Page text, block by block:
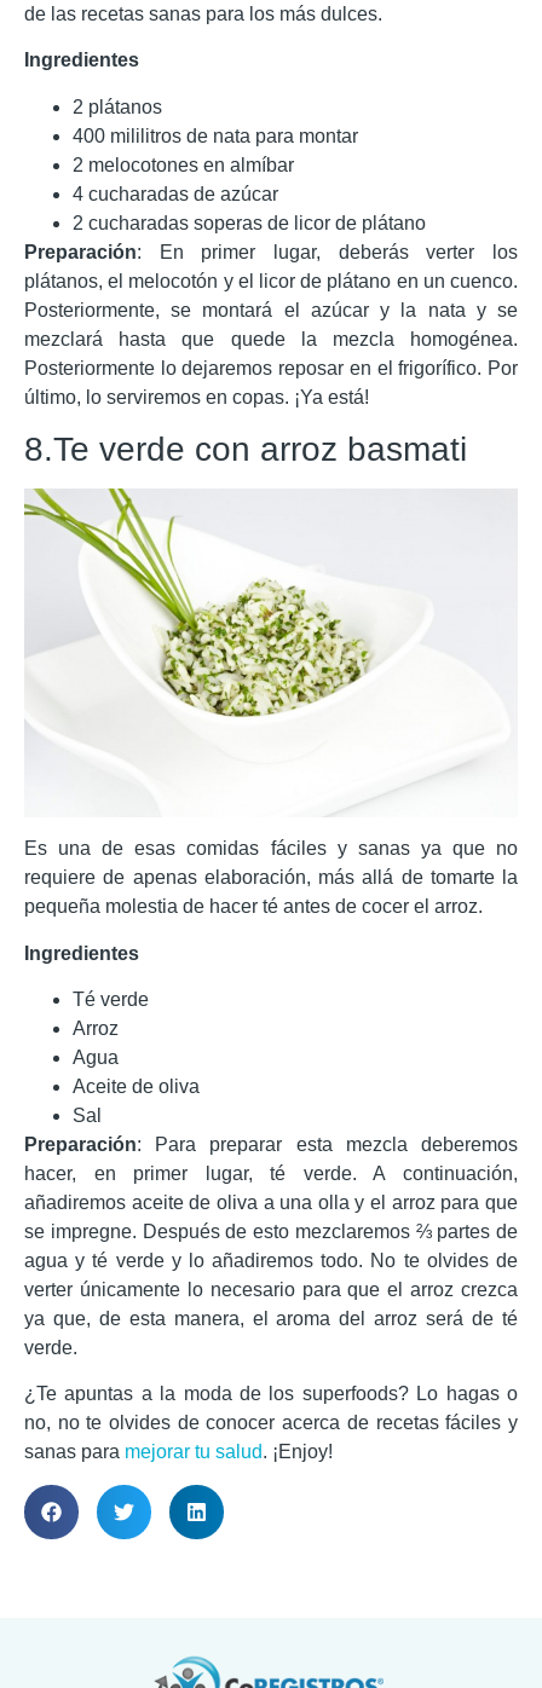
de las recetas sanas para los más dulces.
Ingredientes
2 plátanos
400 mililitros de nata para montar
2 melocotones en almíbar
4 cucharadas de azúcar
2 cucharadas soperas de licor de plátano
Preparación: En primer lugar, deberás verter los
plátanos, el melocotón y el licor de plátano en un cuenco.
Posteriormente, se montará el azúcar y la nata y se
mezclará hasta que quede la mezcla homogénea.
Posteriormente lo dejaremos reposar en el frigorífico. Por
último, lo serviremos en copas. ¡Ya está!
8.Te verde con arroz basmati
Es una de esas comidas fáciles y sanas ya que no
requiere de apenas elaboración, más allá de tomarte la
pequeña molestia de hacer té antes de cocer el arroz.
Ingredientes
Té verde
Arroz
Agua
Aceite de oliva
Sal
Preparación: Para preparar esta mezcla deberemos
hacer, en primer lugar, té verde. A continuación,
añadiremos aceite de oliva a una olla y el arroz para que
se impregne. Después de esto mezclaremos ⅔ partes de
agua y té verde y lo añadiremos todo. No te olvides de
verter únicamente lo necesario para que el arroz crezca
ya que, de esta manera, el aroma del arroz será de té
verde.
¿Te apuntas a la moda de los superfoods? Lo hagas o
no, no te olvides de conocer acerca de recetas fáciles y
sanas para mejorar tu salud. ¡Enjoy!